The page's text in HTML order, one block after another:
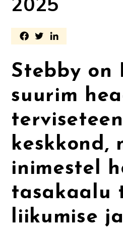
Stebby on
suurim
keskkond,
inimestel
tasakaalu
liikumise